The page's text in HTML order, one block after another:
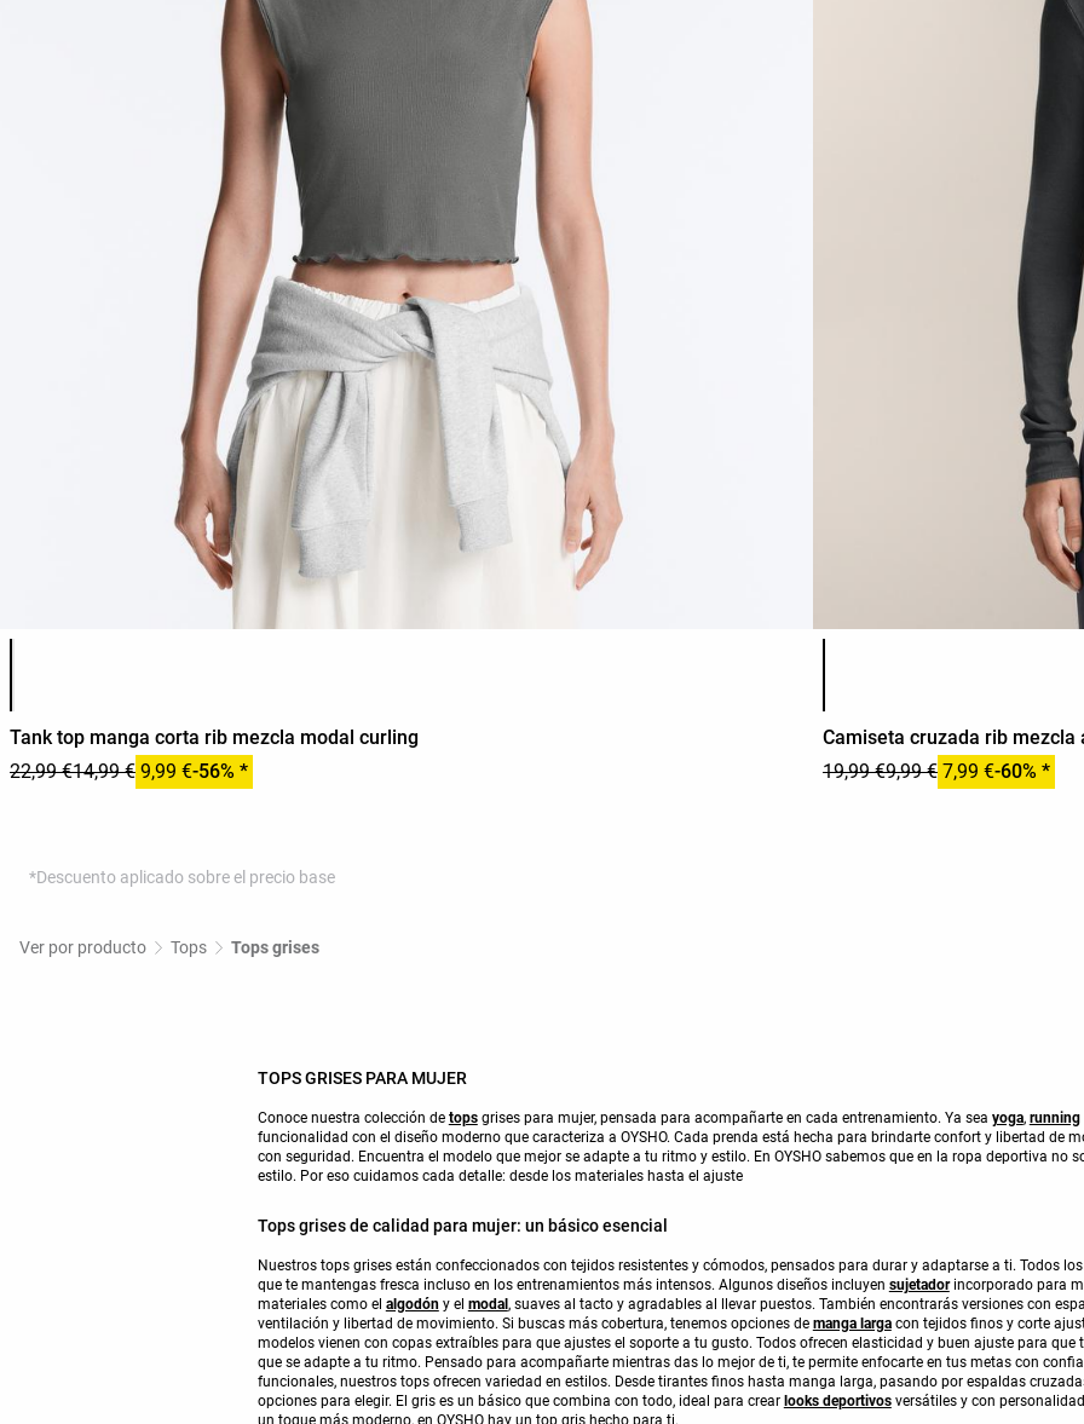
Tank top manga corta rib mezcla modal curling
22,99 €14,99 € 9,99 €-56% *
Camiseta cruzada rib mezcla
19,99 €9,99 € 7,99 €-60% *
*Descuento aplicado sobre el precio base
Ver por producto Tops Tops grises
TOPS GRISES PARA MUJER
Conoce nuestra colección de topsgrises para mujer, pensada para acompañarte en cada entrenamiento. Ya sea yoga, running
funcionalidad con el diseño moderno que caracteriza a OYSHO. Cada prenda está hecha para brindarte confort y libertad de
con seguridad. Encuentra el modelo que mejor se adapte a tu ritmo y estilo. En OYSHO sabemos que en la ropa deportiva no
estilo. Por eso cuidamos cada detalle: desde los materiales hasta el ajuste
Tops grises de calidad para mujer: un básico esencial
Nuestros tops grises están confeccionados con tejidos resistentes y cómodos, pensados para durar y adaptarse a ti. Todos
que te mantengas fresca incluso en los entrenamientos más intensos. Algunos diseños incluyen sujetadorincorporado para
materiales como el algodóny el modal, suaves al tacto y agradables al llevar puestos. También encontrarás versiones con
ventilación y libertad de movimiento. Si buscas más cobertura, tenemos opciones de manga largacon tejidos finos y corte
modelos vienen con copas extraíbles para que ajustes el soporte a tu gusto. Todos ofrecen elasticidad y buen ajuste para
que se adapte a tu ritmo. Pensado para acompañarte mientras das lo mejor de ti, te permite enfocarte en tus metas con
funcionales, nuestros tops ofrecen variedad en estilos. Desde tirantes finos hasta manga larga, pasando por espaldas
opciones para elegir. El gris es un básico que combina con todo, ideal para crear looks deportivosversátiles y con
un toque más moderno, en OYSHO hay un top gris hecho para ti.